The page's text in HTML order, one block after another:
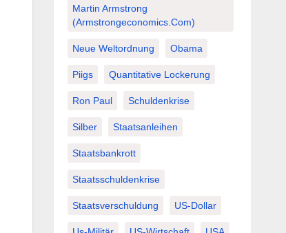
Martin Armstrong
(Armstrongeconomics.com)
Neue Weltordnung Obama
Piigs Quantitative Lockerung
Ron Paul Schuldenkrise
Silber Staatsanleihen
Staatsbankrott
Staatsschuldenkrise
Staatsverschuldung US-Dollar